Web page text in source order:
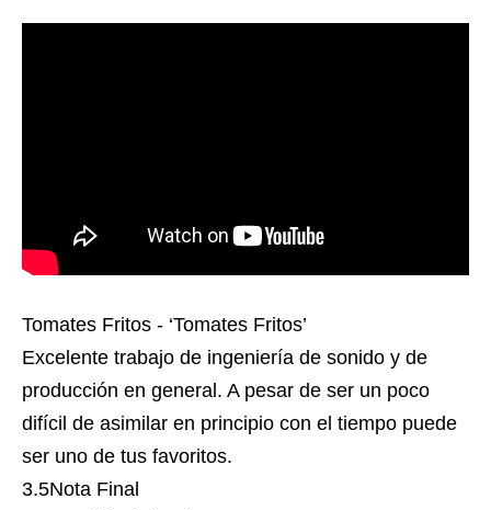
Tomates Fritos - ‘Tomates Fritos’
Excelente trabajo de ingeniería de sonido y de
producción en general. A pesar de ser un poco
difícil de asimilar en principio con el tiempo puede
ser uno de tus favoritos.
3.5Nota Final